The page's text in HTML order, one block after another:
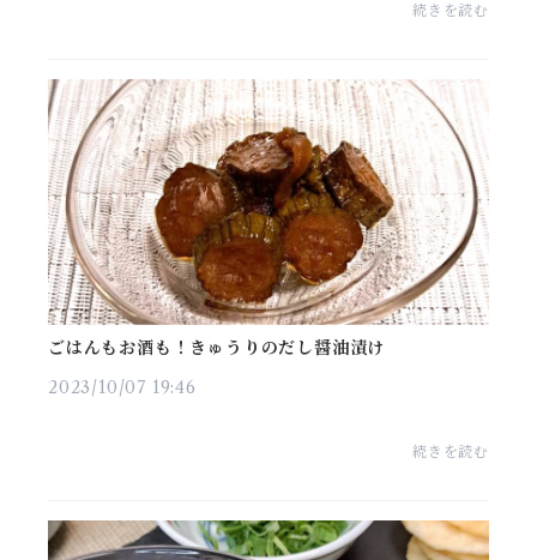
続きを読む
ごはんもお酒も！きゅうりのだし醤油漬け
2023/10/07 19:46
続きを読む